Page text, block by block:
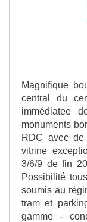
Magnifique
central du
immédiatee
monuments
RDC avec de
vitrine
3/6/9 de fin
Possibilité
soumis au
tram et
gamme -